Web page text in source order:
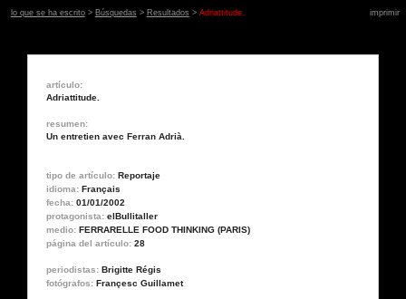
lo que se ha escrito> Búsquedas > Resultados > Adriattitude. imprimir
artículo:
Adriattitude.
resumen:
Un entretien avec Ferran Adrià.
tipo de artículo: Reportaje
idioma: Français
fecha: 01/01/2002
protagonista: elBullitaller
medio: FERRARELLE FOOD THINKING (PARIS)
página del artículo: 28
periodistas: Brigitte Régis
fotógrafos: Françesc Guillamet